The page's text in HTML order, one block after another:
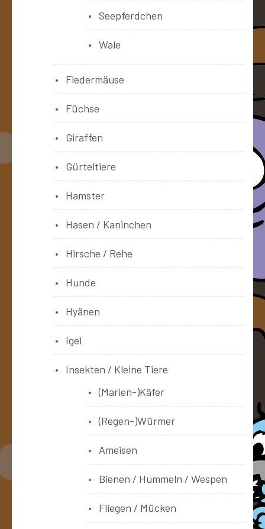
Seepferdchen
Wale
Fledermäuse
Füchse
Giraffen
Gürteltiere
Hamster
Hasen / Kaninchen
Hirsche / Rehe
Hunde
Hyänen
Igel
Insekten / Kleine Tiere
(Marien-)Käfer
(Regen-)Würmer
Ameisen
Bienen / Hummeln / Wespen
Fliegen / Mücken